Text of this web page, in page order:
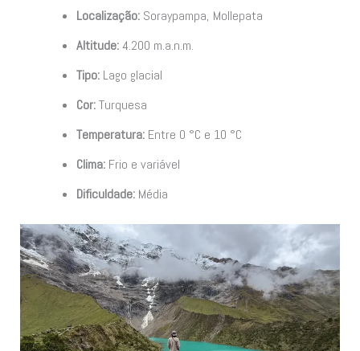
Localização:Soraypampa, Mollepata
Altitude:4.200 m.a.n.m.
Tipo:Lago glacial
Cor:Turquesa
Temperatura:Entre 0 °C e 10 °C
Clima:Frio e variável
Dificuldade:Média